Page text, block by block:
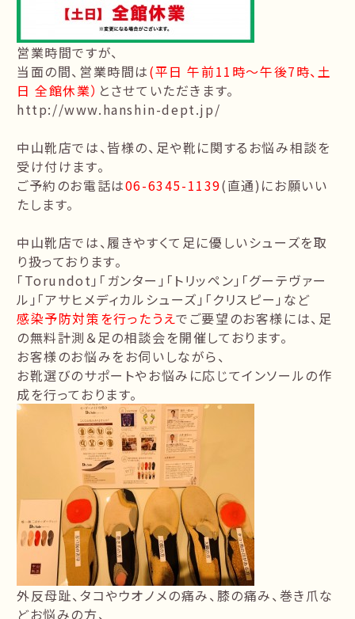
営業時間ですが、
当面の間、営業時間は(平日 午前11時〜午後7時、土
日 全館休業） とさせていただきます。
http://www.hanshin-dept.jp/
中山靴店では、皆様の、足や靴に関するお悩み相談を
受け付けます。
ご予約のお電話は06-6345-1139(直通)にお願いい
たします。
中山靴店では、履きやすくて足に優しいシューズを取
り扱っております。
「Torundot」「ガンター」「トリッペン」「グーテヴァー
ル」「アサヒメディカルシューズ」「クリスピー」など
感染予防対策を行ったうえでご要望のお客様には、足
の無料計測＆足の相談会を開催しております。
お客様のお悩みをお伺いしながら、
お靴選びのサポートやお悩みに応じてインソールの作
成を行っております。
外反母趾、タコやウオノメの痛み、膝の痛み、巻き爪な
どお悩みの方、